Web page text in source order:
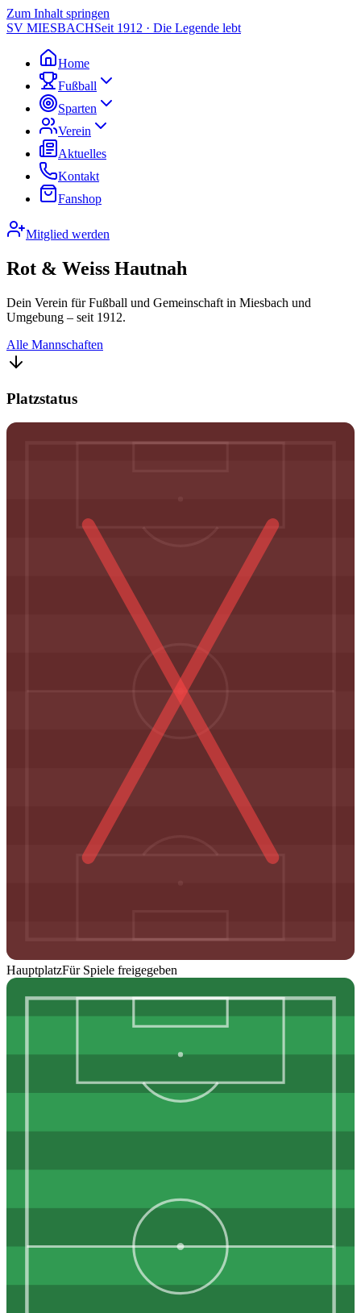
Zum Inhalt springen
SV MIESBACHSeit 1912 · Die Legende lebt
Home
Fußball
Sparten
Verein
Aktuelles
Kontakt
Fanshop
Mitglied werden
Rot & Weiss Hautnah
Dein Verein für Fußball und Gemeinschaft in Miesbach und
Umgebung – seit 1912.
Alle Mannschaften
Platzstatus
HauptplatzFür Spiele freigegeben